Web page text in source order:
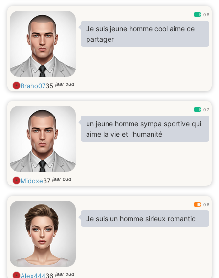
0.8
Je suis jeune homme cool aime ce
partager
Braho0735jaar oud
0.7
un jeune homme sympa sportive qui
aime la vie et l'humanité
Midoxe37jaar oud
0.6
Je suis un homme sirieux romantic
Alex44436jaar oud